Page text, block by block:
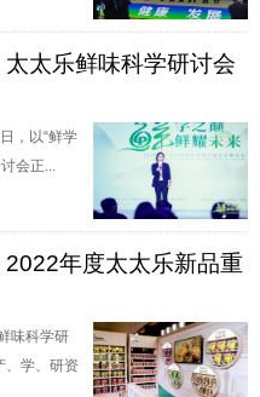
太乐鲜味科学研讨会
，以“鲜学
会正...
年度太太乐新品重
味科学研
、学、研资